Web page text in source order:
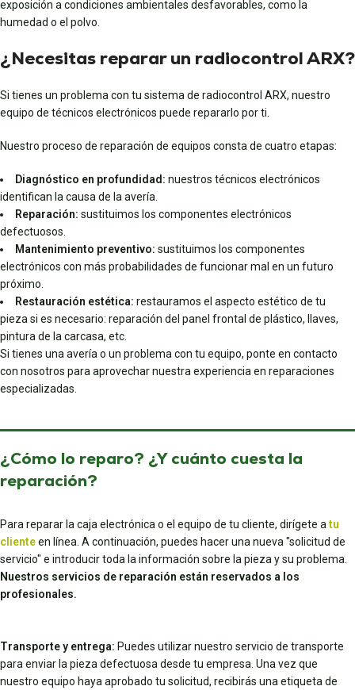
exposición a condiciones ambientales desfavorables, como la
humedad o el polvo.
¿Necesitas reparar un radiocontrol ARX?
Si tienes un problema con tu sistema de radiocontrol ARX, nuestro
equipo de técnicos electrónicos puede repararlo por ti.
Nuestro proceso de reparación de equipos consta de cuatro etapas:
Diagnóstico en profundidad: nuestros técnicos electrónicos
identifican la causa de la avería.
Reparación: sustituimos los componentes electrónicos
defectuosos.
Mantenimiento preventivo: sustituimos los componentes
electrónicos con más probabilidades de funcionar mal en un futuro
próximo.
Restauración estética: restauramos el aspecto estético de tu
pieza si es necesario: reparación del panel frontal de plástico, llaves,
pintura de la carcasa, etc.
Si tienes una avería o un problema con tu equipo, ponte en contacto
con nosotros para aprovechar nuestra experiencia en reparaciones
especializadas.
¿Cómo lo reparo? ¿Y cuánto cuesta la
reparación?
Para reparar la caja electrónica o el equipo de tu cliente, dirígete atu
clienteen línea. A continuación, puedes hacer una nueva "solicitud de
servicio" e introducir toda la información sobre la pieza y su problema.
Nuestros servicios de reparación están reservados a los
profesionales.
Transporte y entrega: Puedes utilizar nuestro servicio de transporte
para enviar la pieza defectuosa desde tu empresa. Una vez que
nuestro equipo haya aprobado tu solicitud, recibirás una etiqueta de